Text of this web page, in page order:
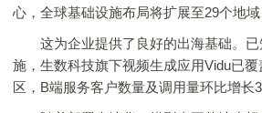
心，全球基础设施布局将扩展至29个地域
这为企业提供了良好的出海基础。已
施，生数科技旗下视频生成应用Vidu已
区，B端服务客户数量及调用量环比增长